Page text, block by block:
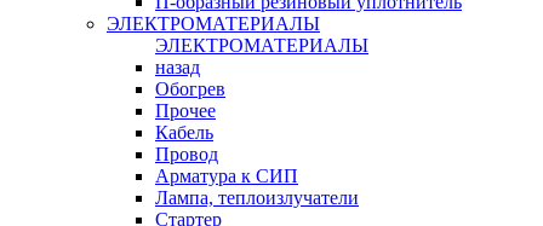
ЭЛЕКТРОМАТЕРИАЛЫ
ЭЛЕКТРОМАТЕРИАЛЫ
назад
Обогрев
Прочее
Кабель
Провод
Арматура к СИП
Лампа, теплоизлучатели
Стартер